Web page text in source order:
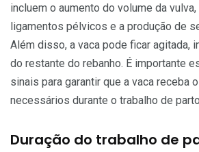
incluem o aumento do volume da
ligamentos pélvicos e a produção de
Além disso, a vaca pode ficar agitada,
do restante do rebanho. É importante
sinais para garantir que a vaca receba
necessários durante o trabalho de
Duração do trabalho de